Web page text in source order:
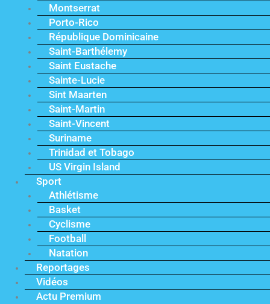
Montserrat
Porto-Rico
République Dominicaine
Saint-Barthélemy
Saint Eustache
Sainte-Lucie
Sint Maarten
Saint-Martin
Saint-Vincent
Suriname
Trinidad et Tobago
US Virgin Island
Sport
Athlétisme
Basket
Cyclisme
Football
Natation
Reportages
Vidéos
Actu Premium